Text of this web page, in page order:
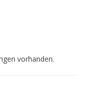
vorhanden.